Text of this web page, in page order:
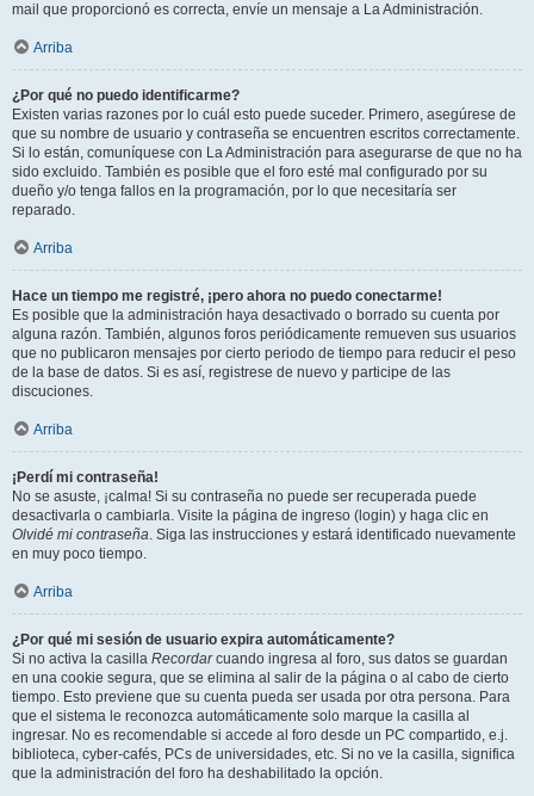
mail que proporcionó es correcta, envíe un mensaje a La Administración.
Arriba
¿Por qué no puedo identificarme?
Existen varias razones por lo cuál esto puede suceder. Primero, asegúrese de
que su nombre de usuario y contraseña se encuentren escritos correctamente.
Si lo están, comuníquese con La Administración para asegurarse de que no ha
sido excluido. También es posible que el foro esté mal configurado por su
dueño y/o tenga fallos en la programación, por lo que necesitaría ser
reparado.
Arriba
Hace un tiempo me registré, ¡pero ahora no puedo conectarme!
Es posible que la administración haya desactivado o borrado su cuenta por
alguna razón. También, algunos foros periódicamente remueven sus usuarios
que no publicaron mensajes por cierto periodo de tiempo para reducir el peso
de la base de datos. Si es así, registrese de nuevo y participe de las
discuciones.
Arriba
¡Perdí mi contraseña!
No se asuste, ¡calma! Si su contraseña no puede ser recuperada puede
desactivarla o cambiarla. Visite la página de ingreso (login) y haga clic en
Olvidé mi contraseña. Siga las instrucciones y estará identificado nuevamente
en muy poco tiempo.
Arriba
¿Por qué mi sesión de usuario expira automáticamente?
Si no activa la casilla Recordarcuando ingresa al foro, sus datos se guardan
en una cookie segura, que se elimina al salir de la página o al cabo de cierto
tiempo. Esto previene que su cuenta pueda ser usada por otra persona. Para
que el sistema le reconozca automáticamente solo marque la casilla al
ingresar. No es recomendable si accede al foro desde un PC compartido, e.j.
biblioteca, cyber-cafés, PCs de universidades, etc. Si no ve la casilla, significa
que la administración del foro ha deshabilitado la opción.